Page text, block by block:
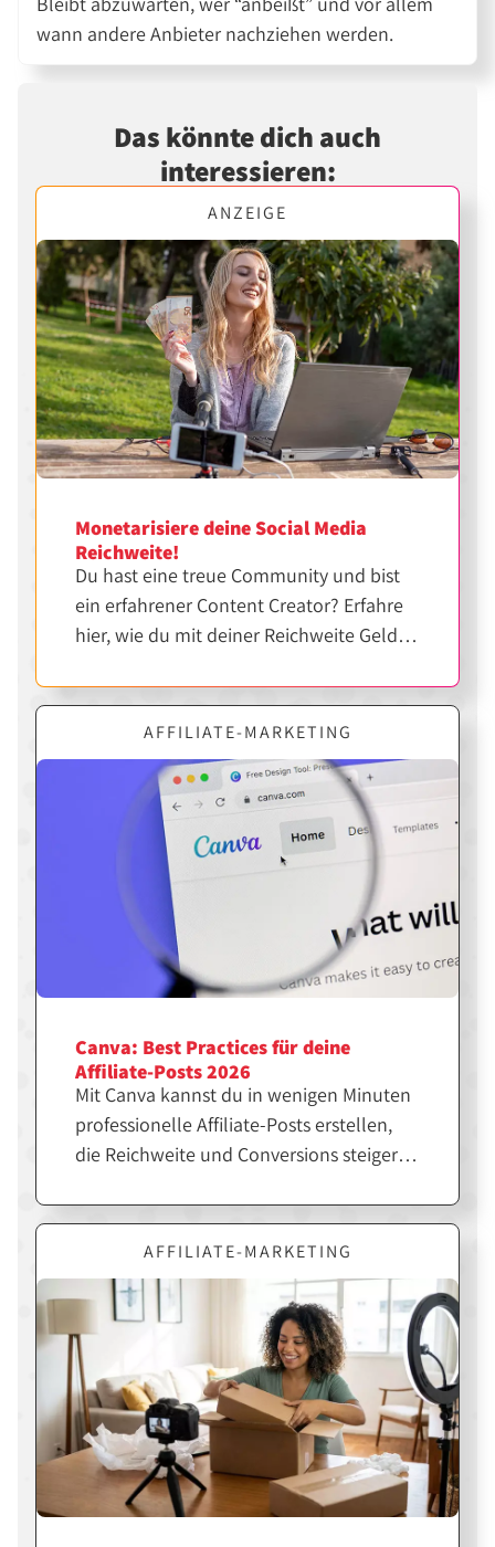
wann andere Anbieter nachziehen werden.
Das könnte dich auch
interessieren:
ANZEIGE
Monetarisiere deine Social Media
Reichweite!
Du hast eine treue Community und bist
ein erfahrener Content Creator? Erfahre
hier, wie du mit deiner Reichweite Geld
AFFILIATE-MARKETING
Canva: Best Practices für deine
Affiliate-Posts 2026
Mit Canva kannst du in wenigen Minuten
professionelle Affiliate-Posts erstellen,
die Reichweite und Conversions steigern.
Design, sondern die richtige Strategie
dahinter. Erfahre hier, wie du Canva
gezielt für erfolgreiche Affiliate-Inhalte
einsetzt.
AFFILIATE-MARKETING